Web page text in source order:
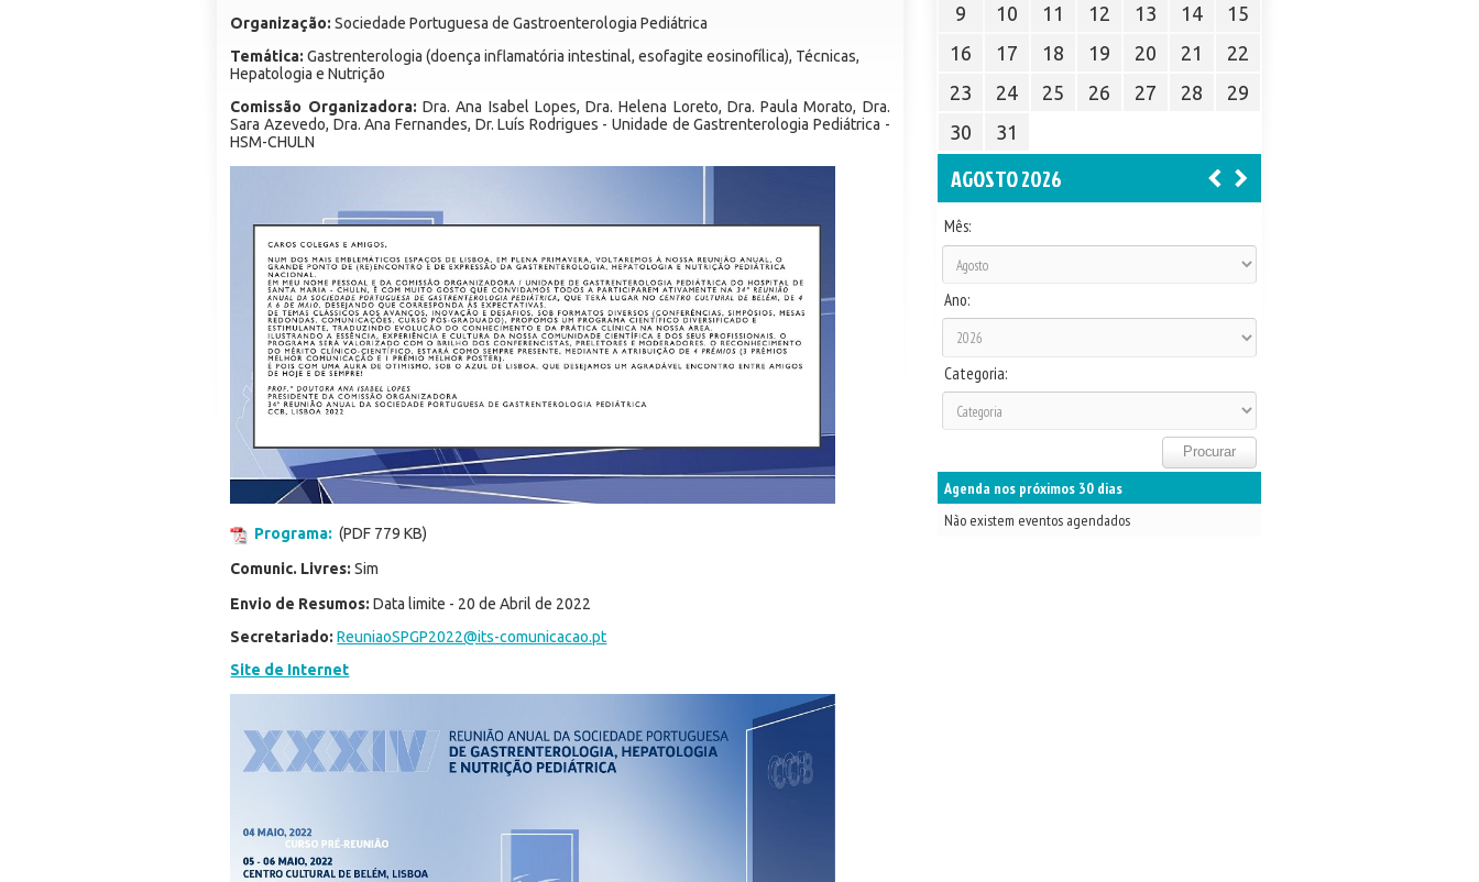
Organização: Sociedade Portuguesa de Gastroenterologia Pediátrica
Temática: Gastrenterologia (doença inflamatória intestinal, esofagite eosinofílica), Técnicas,
Hepatologia e Nutrição
Comissão Organizadora: Dra.Ana Isabel Lopes, Dra. Helena Loreto, Dra. Paula Morato, Dra.
Sara Azevedo, Dra. Ana Fernandes, Dr. Luís Rodrigues - Unidade de Gastrenterologia Pediátrica -
HSM-CHULN
Programa: (PDF 779 KB)
Comunic. Livres: Sim
Envio de Resumos: Data limite - 20 de Abril de 2022
Secretariado: ReuniaoSPGP2022@its-comunicacao.pt
Site de Internet
9
10 11 12 13 14
15
16
17 18 19 20 21
22
23
24 25 26 27 28
29
30
31
AGOSTO 2026
Mês:
Ano:
Categoria:
Agenda nos próximos 30 dias
Não existem eventos agendados